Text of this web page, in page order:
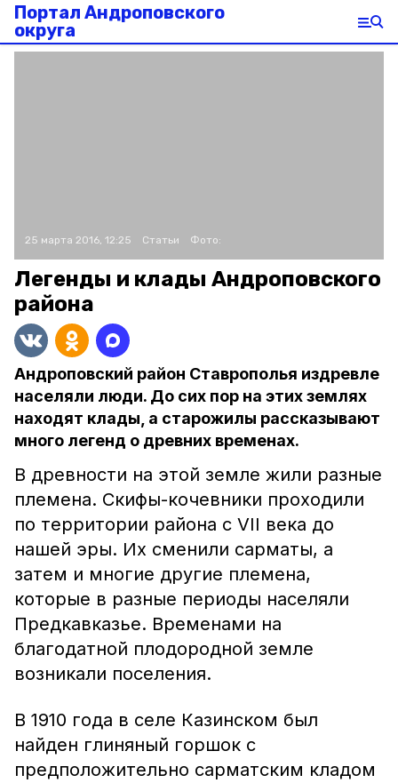
Портал Андроповского
округа
25 марта 2016, 12:25 Статьи Фото:
Легенды и клады Андроповского
района
Андроповский район Ставрополья издревле
населяли люди. До сих пор на этих землях
находят клады, а старожилы рассказывают
много легенд о древних временах.
В древности на этой земле жили разные
племена. Скифы-кочевники проходили
по территории района с VII века до
нашей эры. Их сменили сарматы, а
затем и многие другие племена,
которые в разные периоды населяли
Предкавказье. Временами на
благодатной плодородной земле
возникали поселения.
В 1910 года в селе Казинском был
найден глиняный горшок с
предположительно сарматским кладом